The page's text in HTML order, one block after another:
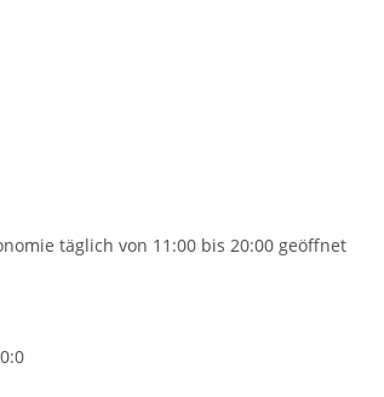
täglich von 11:00 bis 20:00 geöffnet